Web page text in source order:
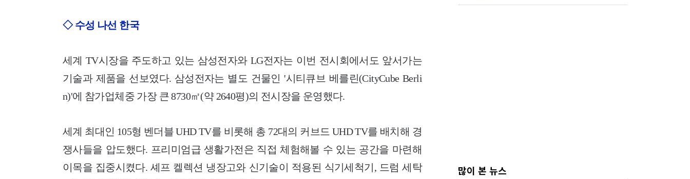
◇ 수성 나선 한국
세계 TV시장을 주도하고 있는 삼성전자와 LG전자는 이번 전시회에서도 앞서가는
기술과 제품을 선보였다. 삼성전자는 별도 건물인 '시티큐브 베를린(CityCube Berli
n)'에 참가업체중 가장 큰 8730㎡(약 2640평)의 전시장을 운영했다.
세계 최대인 105형 벤더블 UHD TV를 비롯해 총 72대의 커브드 UHD TV를 배치해 경
쟁사들을 압도했다. 프리미엄급 생활가전은 직접 체험해볼 수 있는 공간을 마련해
이목을 집중시켰다. 셰프 켈렉션 냉장고와 신기술이 적용된 식기세척기, 드럼 세탁
많이 본 뉴스